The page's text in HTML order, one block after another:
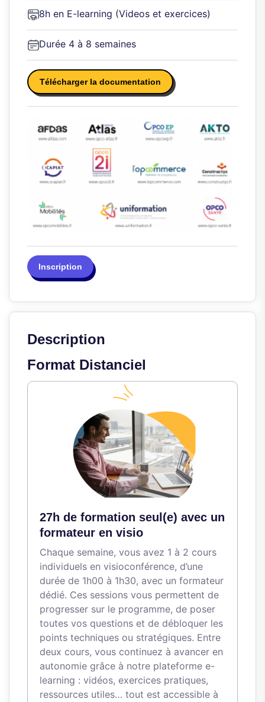
Description
Format Distanciel
27h de formation seul(e) avec un
formateur en visio
Chaque semaine, vous avez 1 à 2 cours
individuels en visioconférence, d’une
durée de 1h00 à 1h30, avec un formateur
dédié. Ces sessions vous permettent de
progresser sur le programme, de poser
toutes vos questions et de débloquer les
points techniques ou stratégiques. Entre
deux cours, vous continuez à avancer en
autonomie grâce à notre plateforme e-
learning : vidéos, exercices pratiques,
ressources utiles… tout est accessible à
8h en E-learning (Videos et exercices)
Durée 4 à 8 semaines
Télécharger la documentation
Inscription